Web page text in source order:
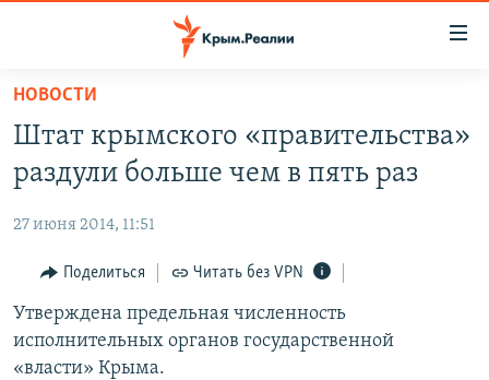
Вернуться
основному
содержанию
Вернутся
навигации
Вернутся
поиску
СПЕЦПРОЕКТЫ
КАРТА ВОЕННЫХ ОБЪЕКТОВ КРЫМА
11 ЛЕТ ОККУПАЦИИ КРЫМА. 11 ИСТОРИЙ СОПРОТИВЛЕНИЯ
ВОДА
ИСТОРИЯ
ЕЩЕ
ИНТЕРАКТИВ
РАДІО СВОБОДА
КАК ОБОЙТИ БЛОКИРОВКУ
НОВОСТИ
Штат крымского «правительства»
раздули больше чем в пять раз
27 июня 2014, 11:51
Поделиться Читать без VPN
Утверждена предельная численность
исполнительных органов государственной
«власти» Крыма.